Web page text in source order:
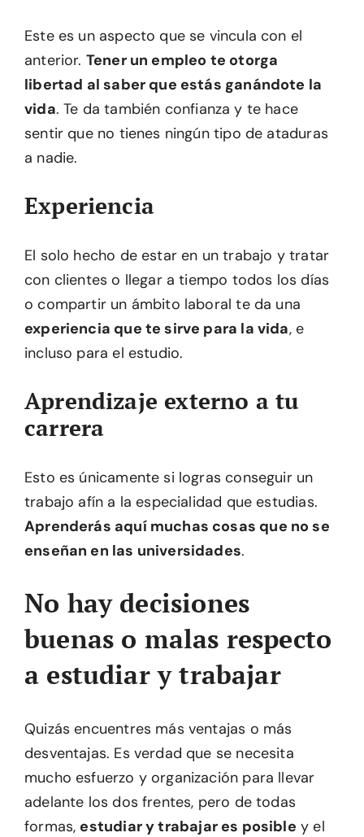
Este es un aspecto que se vincula con el
anterior. Tener un empleo te otorga
libertad al saber que estás ganándote la
vida. Te da también confianza y te hace
sentir que no tienes ningún tipo de ataduras
a nadie.
Experiencia
El solo hecho de estar en un trabajo y tratar
con clientes o llegar a tiempo todos los días
o compartir un ámbito laboral te da una
experiencia que te sirve para la vida, e
incluso para el estudio.
Aprendizaje externo a tu
carrera
Esto es únicamente si logras conseguir un
trabajo afín a la especialidad que estudias.
Aprenderás aquí muchas cosas que no se
enseñan en las universidades.
No hay decisiones
buenas o malas respecto
a estudiar y trabajar
Quizás encuentres más ventajas o más
desventajas. Es verdad que se necesita
mucho esfuerzo y organización para llevar
adelante los dos frentes, pero de todas
formas, estudiar y trabajar es posible y el